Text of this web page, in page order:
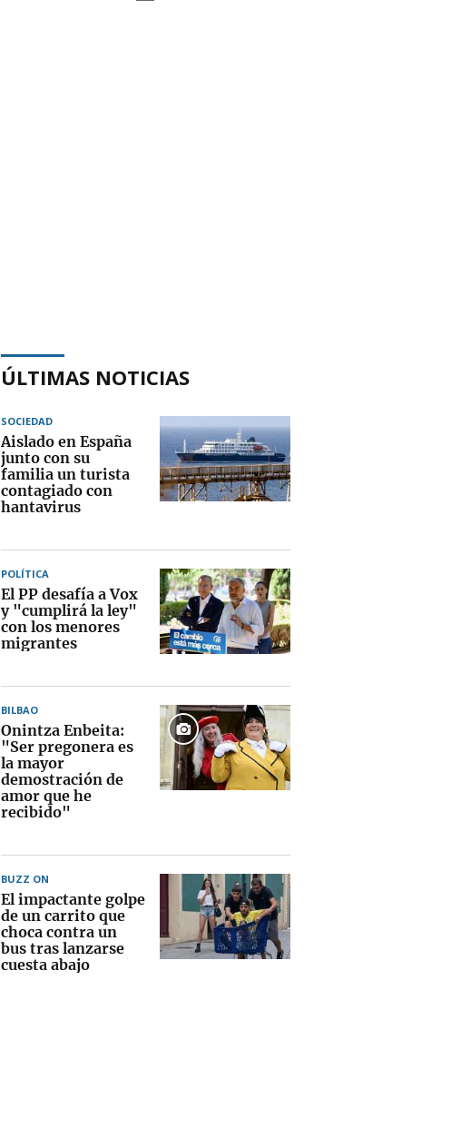
ÚLTIMAS NOTICIAS
SOCIEDAD
Aislado en España
junto con su
familia un turista
contagiado con
hantavirus
POLÍTICA
El PP desafía a Vox
y "cumplirá la ley"
con los menores
migrantes
BILBAO
Onintza Enbeita:
"Ser pregonera es
la mayor
demostración de
amor que he
recibido"
BUZZ ON
El impactante golpe
de un carrito que
choca contra un
bus tras lanzarse
cuesta abajo